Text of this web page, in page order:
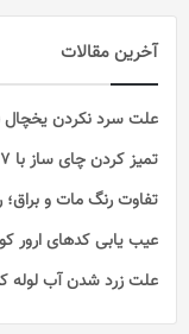
آخرین مقالات
علت سرد نکردن یخچال
تمیز کردن چای ساز با ۷ روش خانگی
تفاوت رنگ مات و
عیب یابی کدهای ارور
علت زرد شدن آب لوله کشی